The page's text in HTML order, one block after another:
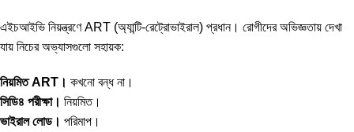
এইচআইভি নিয়ন্ত্রণে ART (অ্যান্টি-রেট্রোভাইরাল) প্রধান। রোগীদের অভিজ্ঞতায় দেখা
যায় নিচের অভ্যাসগুলো সহায়ক:
নিয়মিত ART। কখনো বন্ধ না।
সিডি৪ পরীক্ষা। নিয়মিত।
ভাইরাল লোড। পরিমাপ।